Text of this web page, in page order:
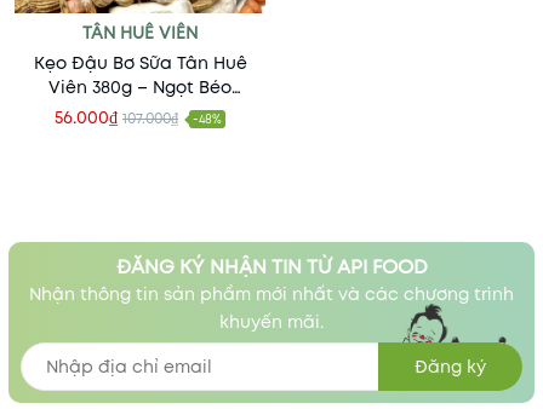
TÂN HUÊ VIÊN
Kẹo Đậu Bơ Sữa Tân Huê
Viên 380g – Ngọt Béo
Chuẩn Vị Truyền Thống
56.000₫ 107.000₫ -48%
ĐĂNG KÝ NHẬN TIN TỪ API FOOD
Nhận thông tin sản phẩm mới nhất và các chương trình
khuyến mãi.
Đăng ký